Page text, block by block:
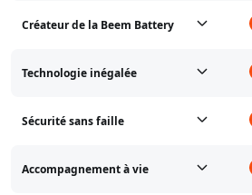
Créateur de la Beem Battery
Technologie inégalée
Sécurité sans faille
Accompagnement à vie